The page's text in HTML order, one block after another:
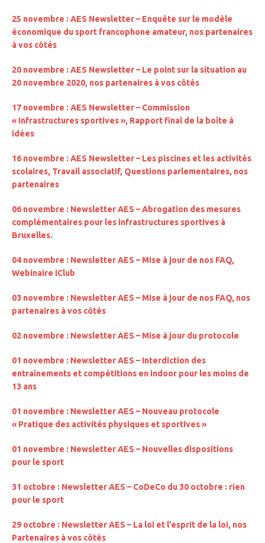
25 novembre : AES Newsletter – Enquête sur le modèle
économique du sport francophone amateur, nos partenaires
à vos côtés
20 novembre : AES Newsletter – Le point sur la situation au
20 novembre 2020, nos partenaires à vos côtés
17 novembre : AES Newsletter – Commission
« Infrastructures sportives », Rapport final de la boîte à
idées
16 novembre : AES Newsletter – Les piscines et les activités
scolaires, Travail associatif, Questions parlementaires, nos
partenaires
06 novembre : Newsletter AES –Abrogation des mesures
complémentaires pour les infrastructures sportives à
Bruxelles.
04 novembre : Newsletter AES – Mise à jour de nos FAQ,
Webinaire iClub
03 novembre : Newsletter AES – Mise à jour de nos FAQ, nos
partenaires à vos côtés
02 novembre : Newsletter AES – Mise à jour du protocole
01 novembre : Newsletter AES – Interdiction des
entraînements et compétitions en indoor pour les moins de
13 ans
01 novembre : Newsletter AES – Nouveau protocole
« Pratique des activités physiques et sportives »
01 novembre : Newsletter AES – Nouvelles dispositions
pour le sport
31 octobre : Newsletter AES – CoDeCo du 30 octobre : rien
pour le sport
29 octobre : Newsletter AES – La loi et l’esprit de la loi, nos
Partenaires à vos côtés